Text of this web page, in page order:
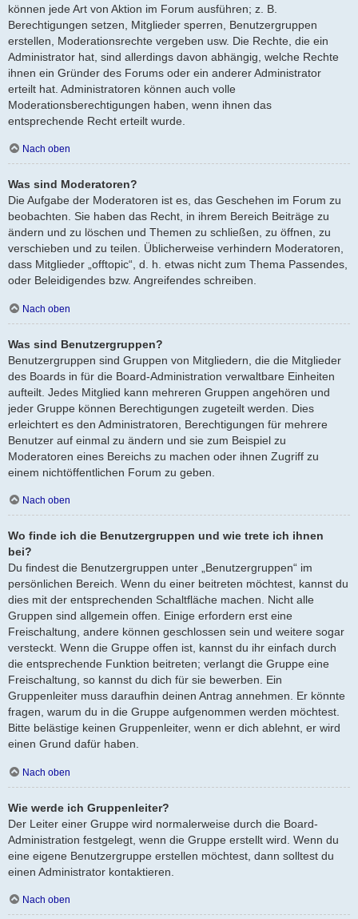
können jede Art von Aktion im Forum ausführen; z. B.
Berechtigungen setzen, Mitglieder sperren, Benutzergruppen
erstellen, Moderationsrechte vergeben usw. Die Rechte, die ein
Administrator hat, sind allerdings davon abhängig, welche Rechte
ihnen ein Gründer des Forums oder ein anderer Administrator
erteilt hat. Administratoren können auch volle
Moderationsberechtigungen haben, wenn ihnen das
entsprechende Recht erteilt wurde.
Nach oben
Was sind Moderatoren?
Die Aufgabe der Moderatoren ist es, das Geschehen im Forum zu
beobachten. Sie haben das Recht, in ihrem Bereich Beiträge zu
ändern und zu löschen und Themen zu schließen, zu öffnen, zu
verschieben und zu teilen. Üblicherweise verhindern Moderatoren,
dass Mitglieder „offtopic“, d. h. etwas nicht zum Thema Passendes,
oder Beleidigendes bzw. Angreifendes schreiben.
Nach oben
Was sind Benutzergruppen?
Benutzergruppen sind Gruppen von Mitgliedern, die die Mitglieder
des Boards in für die Board-Administration verwaltbare Einheiten
aufteilt. Jedes Mitglied kann mehreren Gruppen angehören und
jeder Gruppe können Berechtigungen zugeteilt werden. Dies
erleichtert es den Administratoren, Berechtigungen für mehrere
Benutzer auf einmal zu ändern und sie zum Beispiel zu
Moderatoren eines Bereichs zu machen oder ihnen Zugriff zu
einem nichtöffentlichen Forum zu geben.
Nach oben
Wo finde ich die Benutzergruppen und wie trete ich ihnen
bei?
Du findest die Benutzergruppen unter „Benutzergruppen“ im
persönlichen Bereich. Wenn du einer beitreten möchtest, kannst du
dies mit der entsprechenden Schaltfläche machen. Nicht alle
Gruppen sind allgemein offen. Einige erfordern erst eine
Freischaltung, andere können geschlossen sein und weitere sogar
versteckt. Wenn die Gruppe offen ist, kannst du ihr einfach durch
die entsprechende Funktion beitreten; verlangt die Gruppe eine
Freischaltung, so kannst du dich für sie bewerben. Ein
Gruppenleiter muss daraufhin deinen Antrag annehmen. Er könnte
fragen, warum du in die Gruppe aufgenommen werden möchtest.
Bitte belästige keinen Gruppenleiter, wenn er dich ablehnt, er wird
einen Grund dafür haben.
Nach oben
Wie werde ich Gruppenleiter?
Der Leiter einer Gruppe wird normalerweise durch die Board-
Administration festgelegt, wenn die Gruppe erstellt wird. Wenn du
eine eigene Benutzergruppe erstellen möchtest, dann solltest du
einen Administrator kontaktieren.
Nach oben